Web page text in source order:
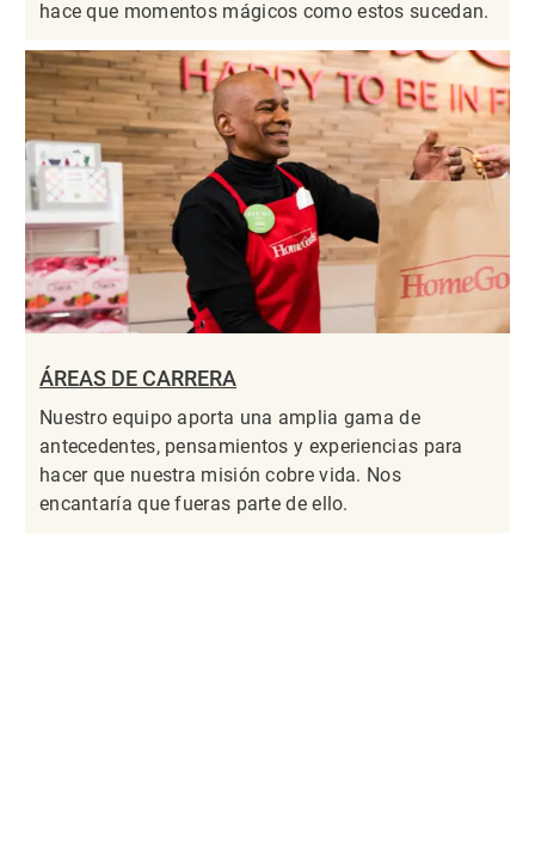
hace que momentos mágicos como estos sucedan.
ÁREAS DE CARRERA
Nuestro equipo aporta una amplia gama de
antecedentes, pensamientos y experiencias para
hacer que nuestra misión cobre vida. Nos
encantaría que fueras parte de ello.